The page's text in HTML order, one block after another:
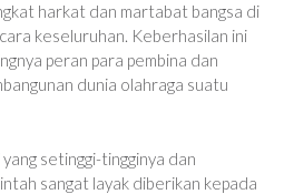
harkat dan martabat bangsa di
keseluruhan. Keberhasilan ini
peran para pembina dan
dunia olahraga suatu
setinggi-tingginya dan
sangat layak diberikan kepada